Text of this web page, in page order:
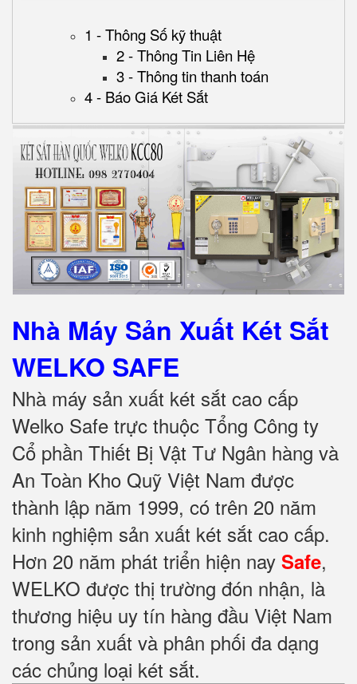
1 - Thông Số kỹ thuật
2 - Thông Tin Liên Hệ
3 - Thông tin thanh toán
4 - Báo Giá Két Sắt
Nhà Máy Sản Xuất Két Sắt
WELKO SAFE
Nhà máy sản xuất két sắt cao cấp
Welko Safe trực thuộc Tổng Công ty
Cổ phần Thiết Bị Vật Tư Ngân hàng và
An Toàn Kho Quỹ Việt Nam được
thành lập năm 1999, có trên 20 năm
kinh nghiệm sản xuất két sắt cao cấp.
Hơn 20 năm phát triển hiện nay Safe,
WELKO được thị trường đón nhận, là
thương hiệu uy tín hàng đầu Việt Nam
trong sản xuất và phân phối đa dạng
các chủng loại két sắt.